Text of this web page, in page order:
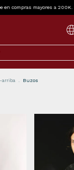
a 200K. Envio free en
arriba Buzos